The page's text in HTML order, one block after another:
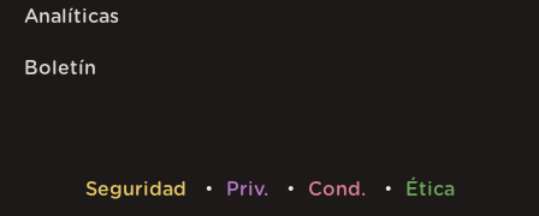
Analíticas
Boletín
Seguridad Priv. Cond. Ética